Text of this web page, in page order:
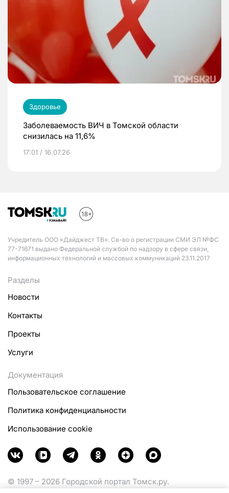
Здоровье
Заболеваемость ВИЧ в Томской области
снизилась на 11,6%
17:01 / 16.07.26
Учредитель ООО «Дайджест ТВ». Св-во о регистрации СМИ ЭЛ №ФС
77-71671 выдано Федеральной службой по надзору в сфере связи,
информационных технологий и массовых коммуникаций 23.11.2017
Разделы
Новости
Контакты
Проекты
Услуги
Документация
Пользовательское соглашение
Политика конфиденциальности
Использование cookie
© 1997 – 2026 Городской портал Томск.ру.